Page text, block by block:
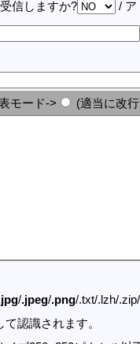
信しますか?
/ ア
モード-> (適当に改
/.jpeg/.png/.txt/.lzh/
認識されます。